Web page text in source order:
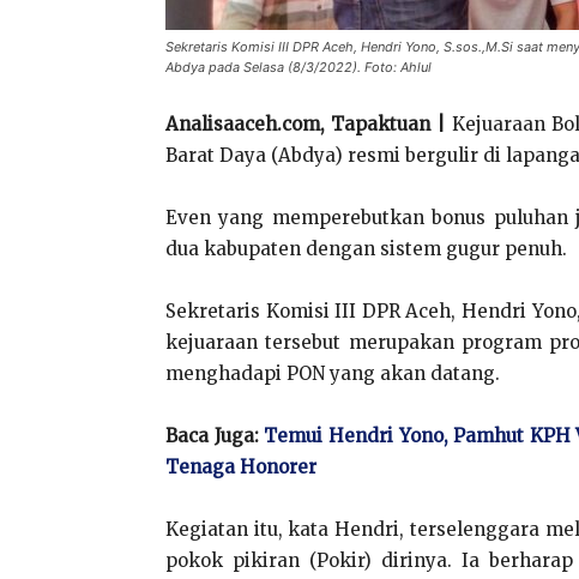
Sekretaris Komisi III DPR Aceh, Hendri Yono, S.sos.,M.Si saat
Abdya pada Selasa (8/3/2022). Foto: Ahlul
Analisaaceh.com, Tapaktuan |
Kejuaraan
Barat Daya (Abdya) resmi bergulir di
Even yang memperebutkan bonus
dua kabupaten dengan sistem gugur penuh.
Sekretaris Komisi III DPR Aceh, Hendri
kejuaraan tersebut merupakan program
menghadapi PON yang akan datang.
Baca Juga: Temui Hendri Yono, Pamhut
Tenaga Honorer
Kegiatan itu, kata Hendri, terselenggara
pokok pikiran (Pokir) dirinya. Ia